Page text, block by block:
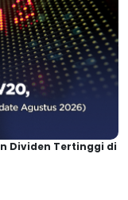
Dividen Tertinggi di